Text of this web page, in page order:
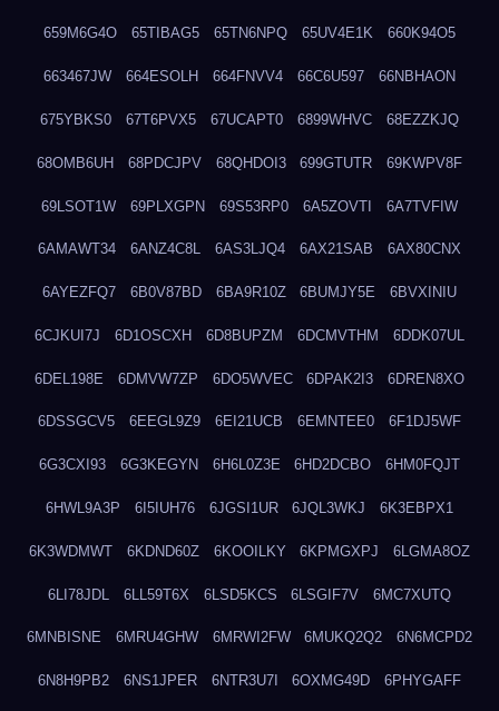
659M6G4O 65TIBAG5 65TN6NPQ 65UV4E1K 660K94O5
663467JW 664ESOLH 664FNVV4 66C6U597 66NBHAON
675YBKS0 67T6PVX5 67UCAPT0 6899WHVC 68EZZKJQ
68OMB6UH 68PDCJPV 68QHDOI3 699GTUTR 69KWPV8F
69LSOT1W 69PLXGPN 69S53RP0 6A5ZOVTI 6A7TVFIW
6AMAWT34 6ANZ4C8L 6AS3LJQ4 6AX21SAB 6AX80CNX
6AYEZFQ7 6B0V87BD 6BA9R10Z 6BUMJY5E 6BVXINIU
6CJKUI7J 6D1OSCXH 6D8BUPZM 6DCMVTHM 6DDK07UL
6DEL198E 6DMVW7ZP 6DO5WVEC 6DPAK2I3 6DREN8XO
6DSSGCV5 6EEGL9Z9 6EI21UCB 6EMNTEE0 6F1DJ5WF
6G3CXI93 6G3KEGYN 6H6L0Z3E 6HD2DCBO 6HM0FQJT
6HWL9A3P 6I5IUH76 6JGSI1UR 6JQL3WKJ 6K3EBPX1
6K3WDMWT 6KDND60Z 6KOOILKY 6KPMGXPJ 6LGMA8OZ
6LI78JDL 6LL59T6X 6LSD5KCS 6LSGIF7V 6MC7XUTQ
6MNBISNE 6MRU4GHW 6MRWI2FW 6MUKQ2Q2 6N6MCPD2
6N8H9PB2 6NS1JPER 6NTR3U7I 6OXMG49D 6PHYGAFF